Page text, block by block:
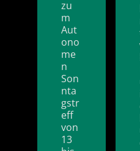
zu
m
Aut
ono
me
n
Son
nta
gstr
eff
von
13